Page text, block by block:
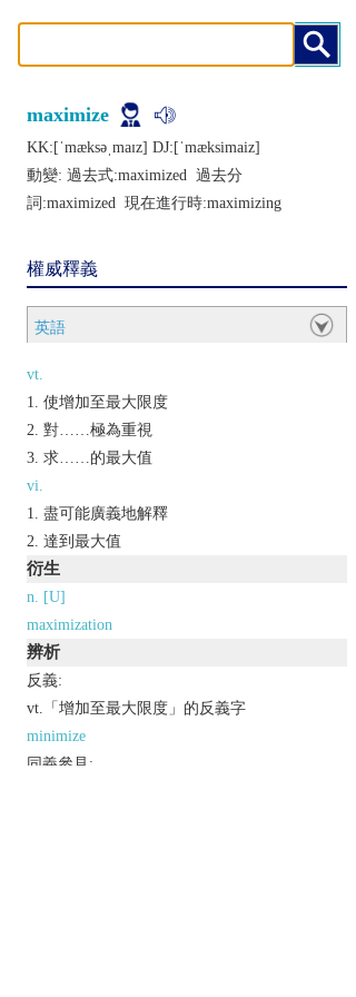
maximize
KK:[ˈmæksǝˌmaɪz] DJ:[ˈmæksimaiz]
動變: 過去式:maximized 過去分
詞:maximized 現在進行時:maximizing
權威釋義
英語
vt.
使增加至最大限度
對……極為重視
求……的最大值
vi.
盡可能廣義地解釋
達到最大值
衍生
n. [U]
maximization
辨析
反義:
vt.「增加至最大限度」的反義字
minimize
同義參見: